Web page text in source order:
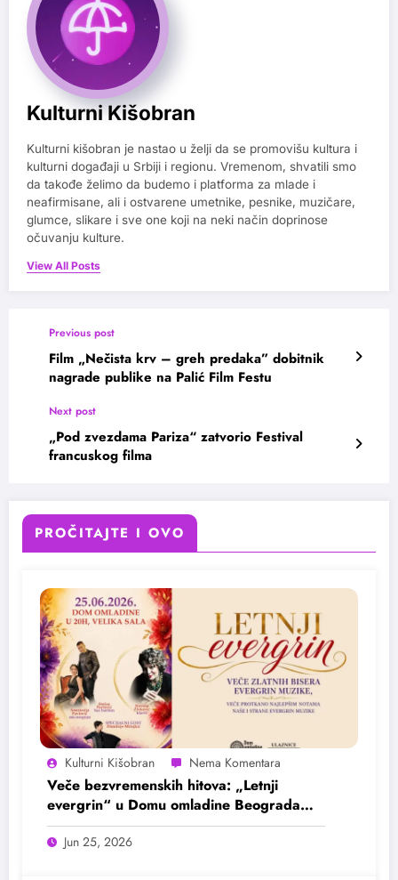
Kulturni Kišobran
Kulturni kišobran je nastao u želji da se promovišu kultura i
kulturni događaji u Srbiji i regionu. Vremenom, shvatili smo
da takođe želimo da budemo i platforma za mlade i
neafirmisane, ali i ostvarene umetnike, pesnike, muzičare,
glumce, slikare i sve one koji na neki način doprinose
očuvanju kulture.
View All Posts
Previous post
Film „Nečista krv – greh predaka” dobitnik
nagrade publike na Palić Film Festu
Next post
„Pod zvezdama Pariza“ zatvorio Festival
francuskog filma
PROČITAJTE I OVO
Kulturni Kišobran
Veče bezvremenskih hitova: „Letnji
evergrin“ u Domu omladine Beograda
25. juna
Jun 25, 2026